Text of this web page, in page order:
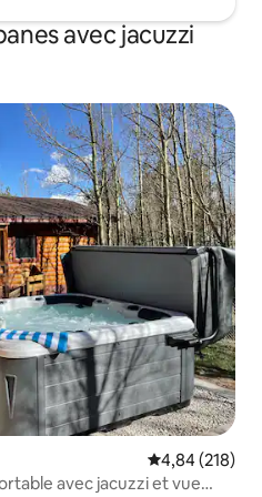
avec jacuzzi
Évaluation
4,84 (218)
avec jacuzzi et vue